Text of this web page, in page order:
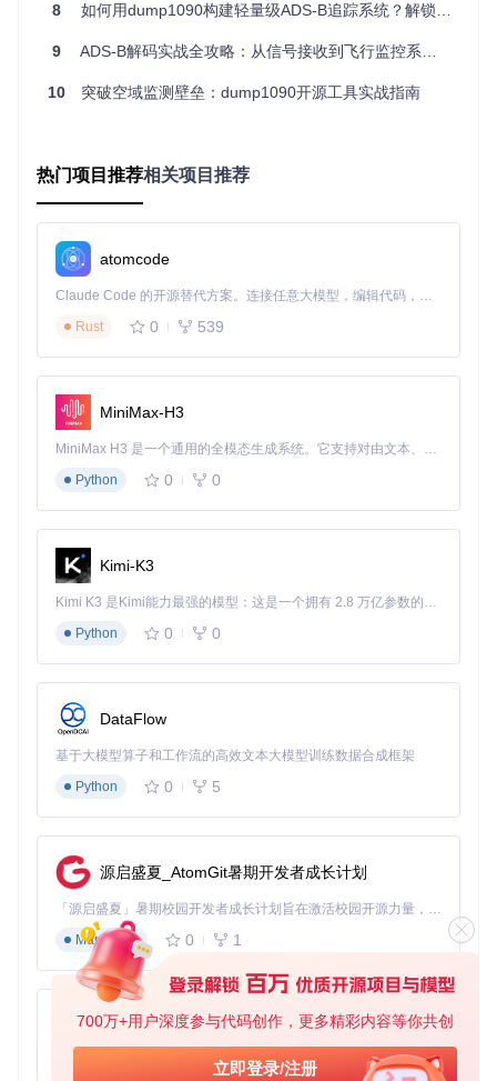
700万+用户深度参与代码创作，更多精彩内容等你共创
立即登录/注册
以下替代说明）
设备连接顺序：
确保天线放置在开阔位置，远离金属障碍物
抗干扰措施：远离WiFi路由器、微波炉等干扰源
三、环境如何配置？—— 从系统准备到编译安
# 更新系统包（适用于Debian/Ubuntu系统）
# 安装依赖包
3.2 获取源代码
# 克隆项目仓库
git clone
cd
# 编译项目（默认配置）
make
# 优化编译（启用CPU特性检测）
make HAVE_CPUFEATURES=
3.4 痛点解决：编译错误排查
错误类
型
可能原因 解决方案
缺少librt
lsdr
未安装RTL-SD
R开发库
v
告过多
GCC版本不兼
容
rror参数
内存不
树莓派配置过
增加交换分区或使用make -
j1单线程编译
8 如何用dump1090构建轻量级ADS-B追踪系统？解锁4大核心监测能力
9 ADS-B解码实战全攻略：从信号接收到飞行监控系统搭建指南
10 突破空域监测壁垒：dump1090开源工具实战指南
热门项目推荐相关项目推荐
atomcode
Claude Code 的开源替代方案。连接任意大模型，编辑代码，运行命令，自动验证 — 全自动执行。用 Rust 构建，极致性能。 ｜ An open-source alternative to Claude Code. Connect any LLM, edit code, run commands, and verify changes — autonomously. Built in Rust for speed. Get Started
Rust
0 539
MiniMax-H3
MiniMax H3 是一个通用的全模态生成系统。它支持对由文本、图像、视频和音频组成的多模态上下文进行统一理解，并能生成分辨率高达 2K、时长可达 15 秒的带原生立体声音频的视频。得益于面向任务泛化的系统设计，H3 在预训练阶段就已具备广泛的多模态上下文理解与生成能力，能够出色地执行复杂的多模态指令。
Python
0 0
Kimi-K3
Kimi K3 是Kimi能力最强的模型：这是一个拥有 2.8 万亿参数的混合专家（MoE）模型，具备原生视觉理解能力，并支持 100 万 token 的上下文窗口。
Python
0 0
DataFlow
基于大模型算子和工作流的高效文本大模型训练数据合成框架
Python
0 5
源启盛夏_AtomGit暑期开发者成长计划
「源启盛夏」暑期校园开发者成长计划旨在激活校园开源力量，通过积分激励、认证扶持、资源倾斜等形式，引导高校组织和开发者完成「入驻 — 建项目 — 做贡献 — 获认证 — 得资源」的完整闭环。无论你是想带领社团入驻平台的组织者，还是希望用代码贡献证明自己的开发者，都能在这里找到属于你的成长路径。
Markdown
0 1
py-xiaozhi
基于Python的Xiaozhi AI，适用于想要完整Xiaozhi体验而无需拥有专用硬件的用户。